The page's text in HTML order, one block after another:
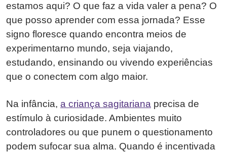
estamos aqui? O que faz a vida valer a pena? O
que posso aprender com essa jornada? Esse
signo floresce quando encontra meios de
experimentarno mundo, seja viajando,
estudando, ensinando ou vivendo experiências
que o conectem com algo maior.
Na infância, a criança sagitariana precisa de
estímulo à curiosidade. Ambientes muito
controladores ou que punem o questionamento
podem sufocar sua alma. Quando é incentivada